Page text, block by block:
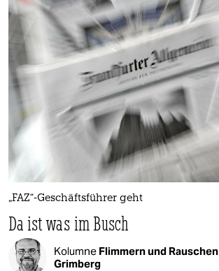
„FAZ“-Geschäftsführer geht
Da ist was im Busch
Kolumne Flimmern und Rauschen
Grimberg